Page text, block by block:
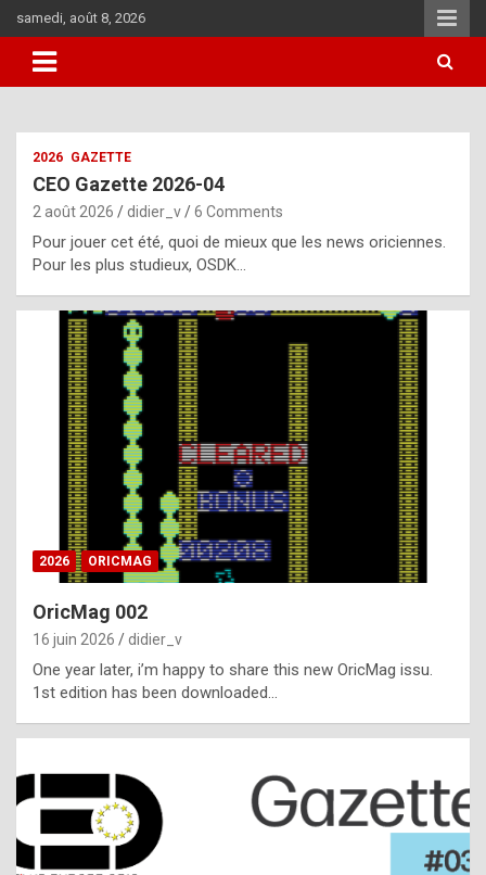
to
content
samedi, août 8, 2026
i
u
l
y
d
i
ff
i
l
t
t
s
2026 GAZETTE
CEO Gazette 2026-04
2 août 2026 didier_v 6 Comments
Pour jouer cet été, quoi de mieux que les news oriciennes.
Pour les plus studieux, OSDK…
2026 ORICMAG
OricMag 002
16 juin 2026 didier_v
One year later, i’m happy to share this new OricMag issu.
1st edition has been downloaded…